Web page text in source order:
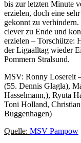
bis zur letzten Minute
erzielen, doch eine
gekonnt zu
clever zu Ende und
erzielen – Torschütze:
der Ligaalltag wieder
Pommern Stralsund.
MSV: Ronny Losereit
(55. Dennis Glagla),
Hasselmann,), Ryuta
Toni Holland,
Buggenhagen)
Quelle: MSV Pampow